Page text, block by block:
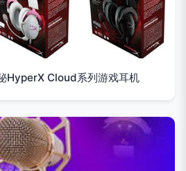
HyperX Cloud系列游戏耳机